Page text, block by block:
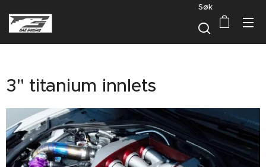
Søk
3" titanium innlets